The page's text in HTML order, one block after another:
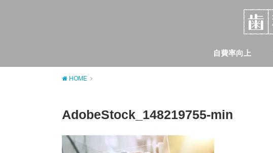
自費率向上
HOME
AdobeStock_148219755-min